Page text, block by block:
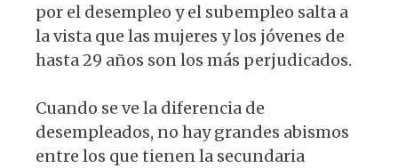
por el desempleo y el subempleo salta a
la vista que las mujeres y los jóvenes de
hasta 29 años son los más perjudicados.
Cuando se ve la diferencia de
desempleados, no hay grandes abismos
entre los que tienen la secundaria